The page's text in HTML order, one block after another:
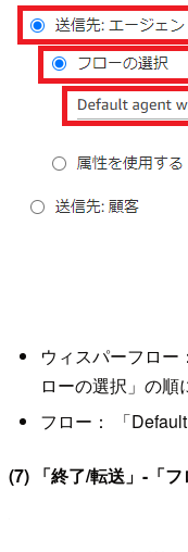
ウィスパーフロ
ローの選択」の順
フロー： 「
(7) 「終了/転送」-「フ